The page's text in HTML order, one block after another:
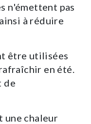
n'émettent pas
à réduire
être utilisées
en été.
de
une chaleur